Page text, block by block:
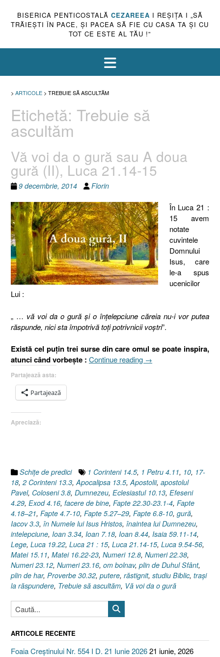
BISERICA PENTICOSTALĂ CEZAREEA I REŞIŢA I „SĂ
TRĂIEŞTI ÎN PACE, ŞI PACEA SĂ FIE CU CASA TA ŞI CU
TOT CE ESTE AL TĂU !”
> ARTICOLE > TREBUIE SĂ ASCULTĂM
Etichetă: Trebuie să
ascultăm
Vă voi da o gură sau A doua
gură (II), Luca 21.14-15
9 decembrie, 2014 Florin
În Luca 21 :
15 avem
notate
cuvintele
Domnului
Isus, care
le-a spus
ucenicilor
Lui :
„ … vă voi da o gură şi o înţelepciune căreia nu-i vor putea
răspunde, nici sta împotrivă toţi potrivnicii voştri”.
Există cel puţin trei surse din care omul se poate inspira,
atunci când vorbeşte : Continue reading „Vă
Luca
21.14-
15”
→
Partajează asta:
Partajează
Apreciază:
Schiţe de predici 1 Corinteni 14.5, 1 Petru 4.11, 10, 17-
18, 2 Corinteni 13.3,Apocalipsa 13.5,Apostolii, apostolul
Pavel, Coloseni 3.8, Dumnezeu, Eclesiastul 10.13, Efeseni
4.29, Exod 4.16, facere de bine, Fapte 22.30-23.1-4, Fapte
4.18–21, Fapte 4.7-10, Fapte 5.27–29, Fapte 6.8-10, gură,
Iacov 3.3, în Numele lui Isus Hristos, înaintea lui Dumnezeu,
intelepciune, Ioan 3.34, Ioan 7.18, Ioan 8.44, Isaia 59.11-14,
Lege, Luca 19.22, Luca 21 : 15, Luca 21.14-15, Luca 9.54-56,
Matei 15.11, Matei 16.22-23, Numeri 12.8, Numeri 22.38,
Numeri 23.12, Numeri 23.16, om bolnav, plin de Duhul Sfânt,
plin de har, Proverbe 30.32, putere, răstignit, studiu Biblic, traşi
la răspundere, Trebuie să ascultăm, Vă voi da o gură
ARTICOLE RECENTE
Foaia Creștinului Nr. 554 I D. 21 Iunie 202621 iunie, 2026